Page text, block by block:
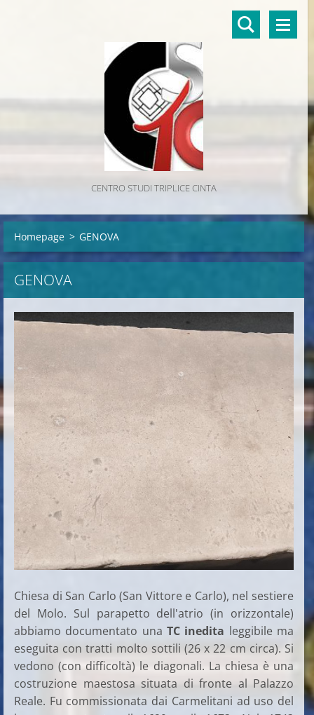
CENTRO STUDI TRIPLICE CINTA
Homepage > GENOVA
GENOVA
Chiesa di San Carlo (San Vittore e Carlo), nel sestiere
del Molo. Sul parapetto dell'atrio (in orizzontale)
abbiamo documentato unaTC inedita leggibile ma
eseguita con tratti molto sottili (26 x 22 cm circa). Si
vedono (con difficoltà) le diagonali. La chiesa è una
costruzione maestosa situata di fronte al Palazzo
Reale. Fu commissionata dai Carmelitani ad uso del